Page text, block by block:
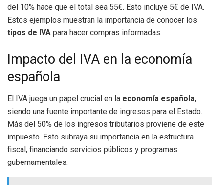
del 10% hace que el total sea 55€. Esto incluye 5€ de IVA.
Estos ejemplos muestran la importancia de conocer los
tipos de IVA para hacer compras informadas.
Impacto del IVA en la economía
española
El IVA juega un papel crucial en la economía española,
siendo una fuente importante de ingresos para el Estado.
Más del 50% de los ingresos tributarios proviene de este
impuesto. Esto subraya su importancia en la estructura
fiscal, financiando servicios públicos y programas
gubernamentales.